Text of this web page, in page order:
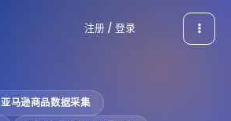
注册 / 登录
亚马逊商品数据采集